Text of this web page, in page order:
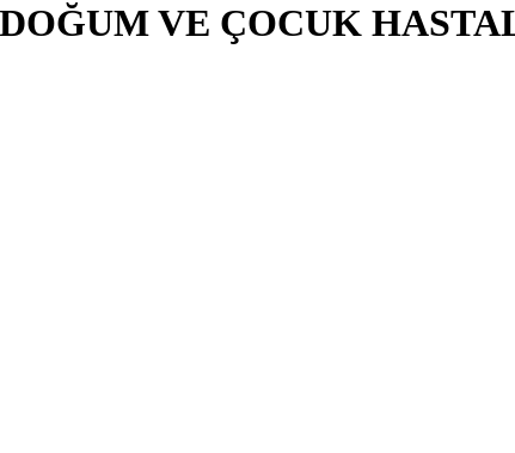
VE ÇOCUK